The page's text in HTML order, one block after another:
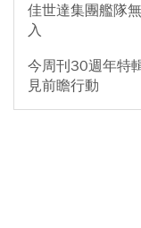
佳世達集團艦隊
入
今周刊30週年特
見前瞻行動